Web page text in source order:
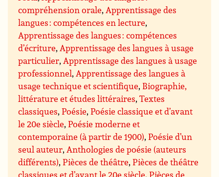
compréhension orale,Apprentissage des
langues : compétences en lecture,
Apprentissage des langues : compétences
d’écriture,Apprentissage des langues à usage
particulier,Apprentissage des langues à usage
professionnel,Apprentissage des langues à
usage technique et scientifique, Biographie,
littérature et études littéraires,Textes
classiques,Poésie,Poésie classique et d’avant
le 20e siècle,Poésie moderne et
contemporaine (à partir de 1900),Poésie d’un
seul auteur,Anthologies de poésie (auteurs
différents),Pièces de théâtre,Pièces de théâtre
classiques et d’avant le 20e siècle,Pièces de